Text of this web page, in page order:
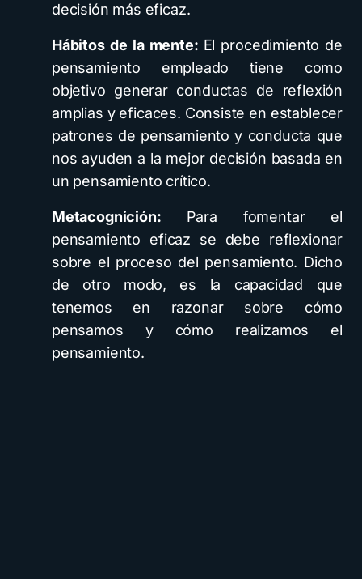
decisión más eficaz.
Hábitos de la mente: El procedimiento de
pensamiento empleado tiene como
objetivo generar conductas de reflexión
amplias y eficaces. Consiste en establecer
patrones de pensamiento y conducta que
nos ayuden a la mejor decisión basada en
un pensamiento crítico.
Metacognición: Para fomentar el
pensamiento eficaz se debe reflexionar
sobre el proceso del pensamiento. Dicho
de otro modo, es la capacidad que
tenemos en razonar sobre cómo
pensamos y cómo realizamos el
pensamiento.